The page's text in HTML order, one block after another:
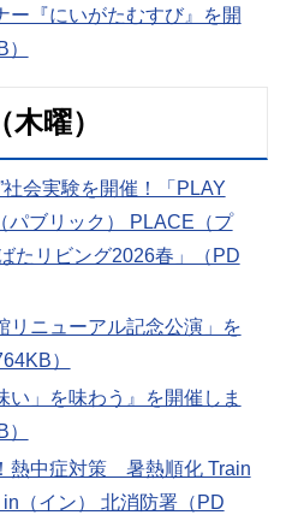
ー『にいがたむすび』を開
曜）
社会実験を開催！「PLAY
パブリック） PLACE（プ
たリビング2026春」（PD
リニューアル記念公演」を
）
い」を味わう』を開催しま
熱中症対策 暑熱順化 Train
（イン） 北消防署（PD